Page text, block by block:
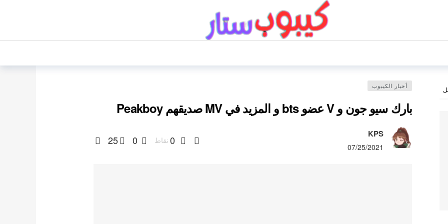
أخبار الكيبوب
بارك سيو جون و V عضو bts و المزيد في MV صديقهم Peakboy
KPS
07/25/2021
0 نقاط 0
25